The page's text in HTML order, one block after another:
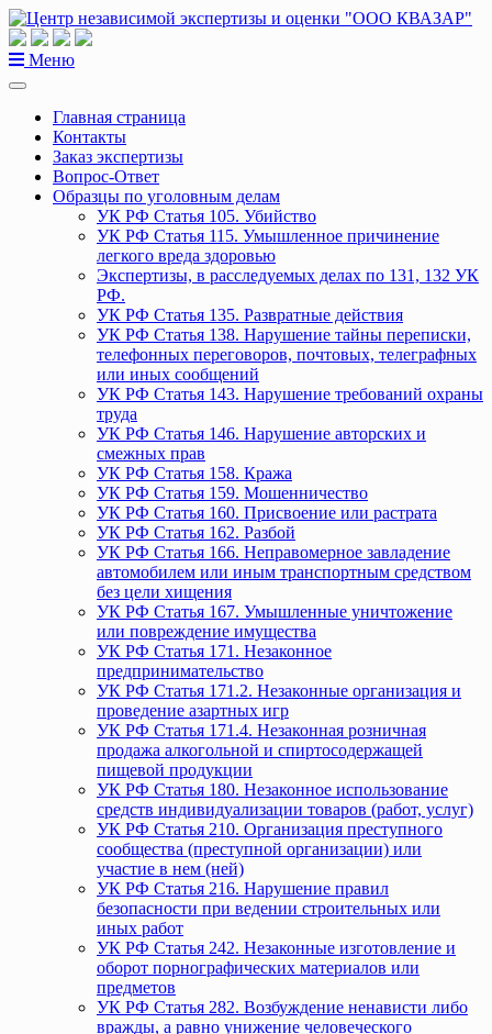
Перейти
к
содержанию
Меню
Главная страница
Контакты
Заказ экспертизы
Вопрос-Ответ
Образцы по уголовным делам
УК РФ Статья 105. Убийство
УК РФ Статья 115. Умышленное причинение
легкого вреда здоровью
Экспертизы, в расследуемых делах по 131, 132 УК
РФ.
УК РФ Статья 135. Развратные действия
УК РФ Статья 138. Нарушение тайны переписки,
телефонных переговоров, почтовых, телеграфных
или иных сообщений
УК РФ Статья 143. Нарушение требований охраны
труда
УК РФ Статья 146. Нарушение авторских и
смежных прав
УК РФ Статья 158. Кража
УК РФ Статья 159. Мошенничество
УК РФ Статья 160. Присвоение или растрата
УК РФ Статья 162. Разбой
УК РФ Статья 166. Неправомерное завладение
автомобилем или иным транспортным средством
без цели хищения
УК РФ Статья 167. Умышленные уничтожение
или повреждение имущества
УК РФ Статья 171. Незаконное
предпринимательство
УК РФ Статья 171.2. Незаконные организация и
проведение азартных игр
УК РФ Статья 171.4. Незаконная розничная
продажа алкогольной и спиртосодержащей
пищевой продукции
УК РФ Статья 180. Незаконное использование
средств индивидуализации товаров (работ, услуг)
УК РФ Статья 210. Организация преступного
сообщества (преступной организации) или
участие в нем (ней)
УК РФ Статья 216. Нарушение правил
безопасности при ведении строительных или
иных работ
УК РФ Статья 242. Незаконные изготовление и
оборот порнографических материалов или
предметов
УК РФ Статья 282. Возбуждение ненависти либо
вражды, а равно унижение человеческого